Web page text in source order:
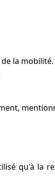
la mobilité.
qu'à la